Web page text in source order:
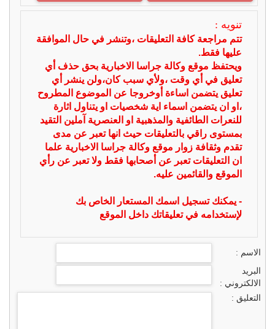
تنويه :
تتم مراجعة كافة التعليقات ،وتنشر في حال الموافقة
عليها فقط.
ويحتفظ موقع وكالة جراسا الاخبارية بحق حذف أي
تعليق في أي وقت ،ولأي سبب كان،ولن ينشر أي
تعليق يتضمن اساءة أوخروجا عن الموضوع المطروح
،او ان يتضمن اسماء اية شخصيات او يتناول اثارة
للنعرات الطائفية والمذهبية او العنصرية آملين التقيد
بمستوى راقي بالتعليقات حيث انها تعبر عن مدى
تقدم وثقافة زوار موقع وكالة جراسا الاخبارية علما
ان التعليقات تعبر عن أصحابها فقط ولا تعبر عن رأي
الموقع والقائمين عليه.
- يمكنك تسجيل اسمك المستعار الخاص بك
لإستخدامه في تعليقاتك داخل الموقع
الاسم :
البريد
الالكتروني :
التعليق :